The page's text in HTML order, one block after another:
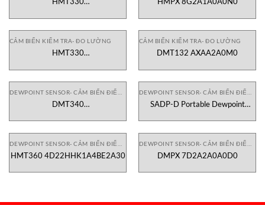
CẢM BIẾN KIỂM TRA- ĐO LƯỜNG
HMT330
CẢM BIẾN KIỂM TRA- ĐO LƯỜNG
DMT132 AXAA2A0M0
DMT340
SADP-D Portable Dewpoint
HMT360 4D22HHK1A4BE2A30 DMPX 7D2A2A0A0D0